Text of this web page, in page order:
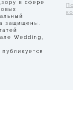
в сфере
защищены.
Wedding,